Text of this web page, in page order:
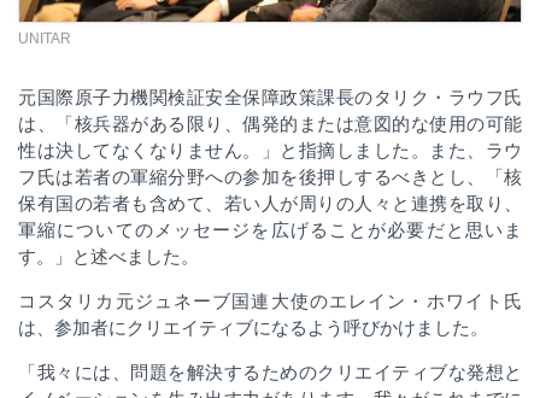
UNITAR
元国際原子力機関検証安全保障政策課長のタリク・ラウフ氏
は、
「核兵器がある限り、偶発的または意図的な使用の可能
性は決してなくなりません。」と指摘しました。また、ラウ
フ氏は若者の軍縮分野への参加を後押しするべきとし、「核
保有国の若者も含めて、若い人が周りの人々と連携を取り、
軍縮についてのメッセージを広げることが必要だと思いま
す。」と述べました。
コスタリカ元ジュネーブ国連大使のエレイン・ホワイト氏
は、参加者にクリエイティブになるよう呼びかけました。
「我々には、問題を解決するためのクリエイティブな発想と